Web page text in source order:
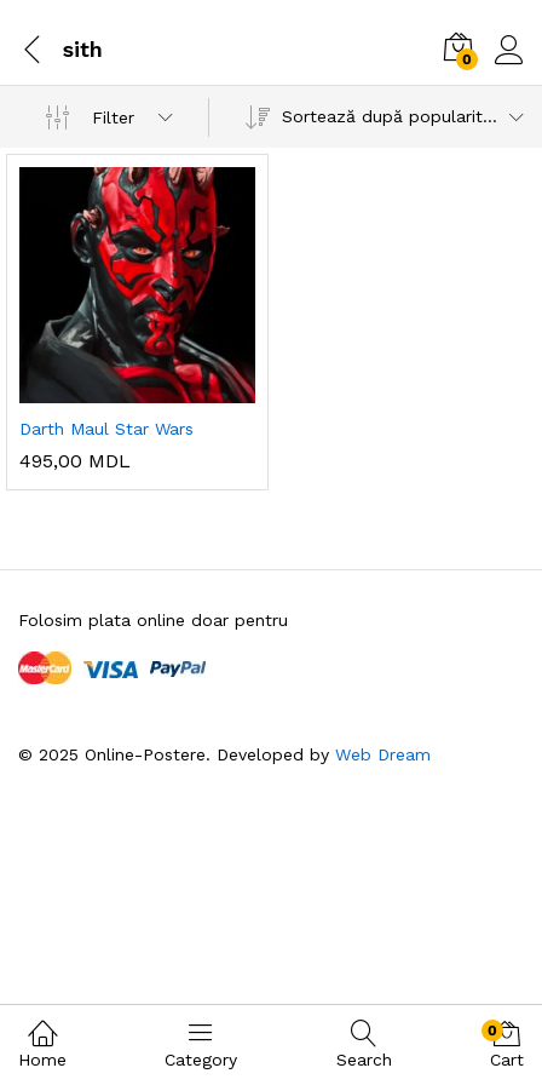
sith 0
Filter Sortează după popularitatea vânzărilor
Darth Maul Star Wars
495,00 MDL
© 2025 Online-Postere. Developed by Web Dream
Folosim plata online doar pentru
Home Category Search
0
Cart